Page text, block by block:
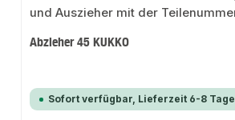
Abzieher 45 KUKKO
Sofort verfügbar, Lieferzeit 6-8 Tage